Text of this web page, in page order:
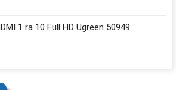
1 ra 10 Full HD Ugreen 50949